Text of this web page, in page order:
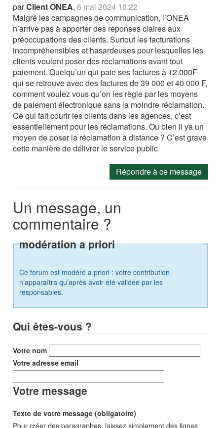
parClient ONEA,6 mai 2024 10:22
Malgré les campagnes de communication, l’ONEA
n’arrive pas à apporter des réponses claires aux
préoccupations des clients. Surtout les facturations
incompréhensibles et hasardeuses pour lesquelles les
clients veulent poser des réclamations avant tout
paiement. Quelqu’un qui paie ses factures à 12.000F
qui se retrouve avec des factures de 39 000 et 40 000 F,
comment voulez vous qu’on les règle par les moyens
de paiement électronique sans la moindre réclamation.
Ce qui fait courir les clients dans les agences, c’est
essentiellement pour les réclamations. Ou bien il ya un
moyen de poser la réclamation à distance ? C’est grave
cette manière de délivrer le service public.
Répondre à ce message
Un message, un
commentaire ?
modération a priori
Ce forum est modéré a priori : votre contribution
n’apparaîtra qu’après avoir été validée par les
responsables.
Qui êtes-vous ?
Votre nom
Votre adresse email
Votre message
Texte de votre message (obligatoire)
Pour créer des paragraphes, laissez simplement des lignes